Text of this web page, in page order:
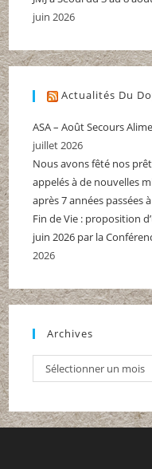
juin 2026
Actualités Du
ASA – Août Secours
juillet 2026
Nous avons fêté nos
appelés à de nouvelles
après 7 années passées
Fin de Vie : proposition
juin 2026 par la
2026
Archives
Archives
Sélectionner un mois